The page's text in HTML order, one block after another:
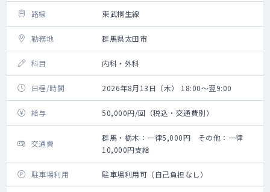
路線 東武桐生線
勤務地 群馬県太田市
科目 内科・外科
日程/時間 2026年8月13日（木） 18:00～翌9:00
給与 50,000円/回（税込・交通費別）
交通費
群馬・栃木：一律5,000円 その他：一律
10,000円支給
駐車場利用 駐車場利用可（自己負担なし）